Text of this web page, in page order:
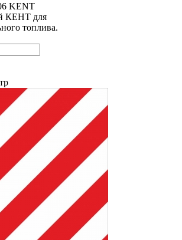
KENT
КЕНТ для
топлива.